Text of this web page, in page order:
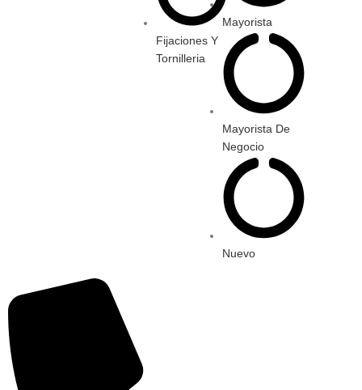
Fijaciones Y
Tornilleria
Mayorista
Mayorista De
Negocio
Nuevo